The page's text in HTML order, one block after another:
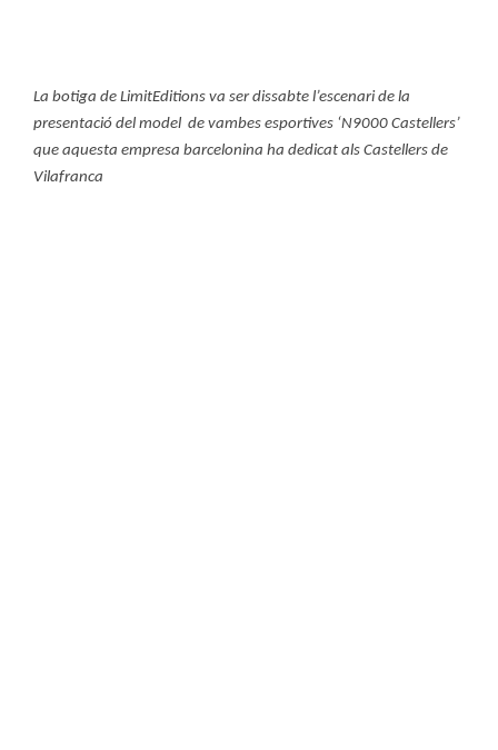
La botiga de LimitEditions va ser dissabte l’escenari de la
presentació del model de vambes esportives ‘N9000 Castellers’
que aquesta empresa barcelonina ha dedicat als Castellers de
Vilafranca